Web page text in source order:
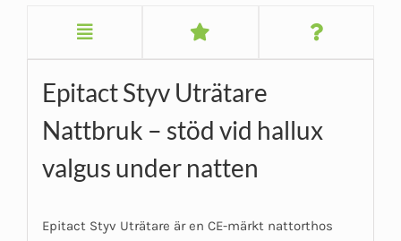
Epitact Styv Uträtare
Nattbruk – stöd vid hallux
valgus under natten
Epitact Styv Uträtare är en CE-märkt nattorthos